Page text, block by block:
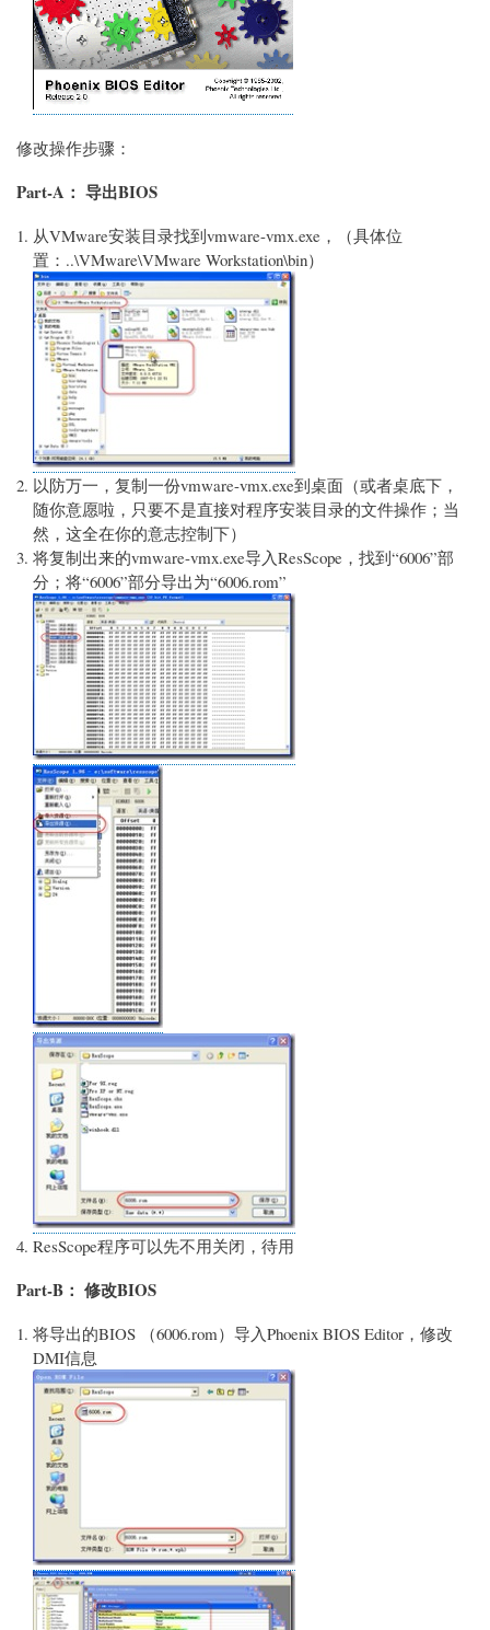
修改操作步骤：
Part-A： 导出BIOS
从VMware安装目录找到vmware-vmx.exe，（具体位
置：..\VMware\VMware Workstation\bin）
以防万一，复制一份vmware-vmx.exe到桌面（或者桌底下，
随你意愿啦，只要不是直接对程序安装目录的文件操作；当
然，这全在你的意志控制下）
将复制出来的vmware-vmx.exe导入ResScope，找到“6006”部
分；将“6006”部分导出为“6006.rom”
ResScope程序可以先不用关闭，待用
Part-B： 修改BIOS
将导出的BIOS （6006.rom）导入Phoenix BIOS Editor，修改
DMI信息